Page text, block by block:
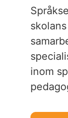
inom